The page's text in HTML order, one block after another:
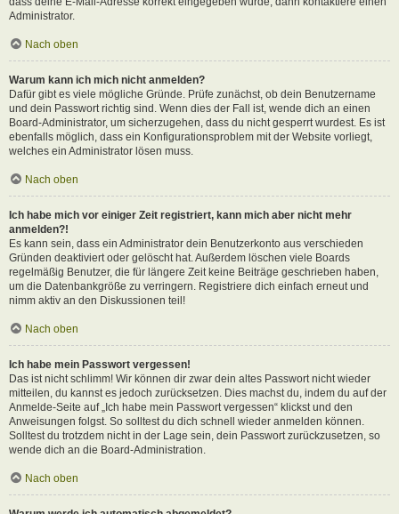
Administrator.
Nach oben
Warum kann ich mich nicht anmelden?
Dafür gibt es viele mögliche Gründe. Prüfe zunächst, ob dein Benutzername
und dein Passwort richtig sind. Wenn dies der Fall ist, wende dich an einen
Board-Administrator, um sicherzugehen, dass du nicht gesperrt wurdest. Es ist
ebenfalls möglich, dass ein Konfigurationsproblem mit der Website vorliegt,
welches ein Administrator lösen muss.
Nach oben
Ich habe mich vor einiger Zeit registriert, kann mich aber nicht mehr
anmelden?!
Es kann sein, dass ein Administrator dein Benutzerkonto aus verschieden
Gründen deaktiviert oder gelöscht hat. Außerdem löschen viele Boards
regelmäßig Benutzer, die für längere Zeit keine Beiträge geschrieben haben,
um die Datenbankgröße zu verringern. Registriere dich einfach erneut und
nimm aktiv an den Diskussionen teil!
Nach oben
Ich habe mein Passwort vergessen!
Das ist nicht schlimm! Wir können dir zwar dein altes Passwort nicht wieder
mitteilen, du kannst es jedoch zurücksetzen. Dies machst du, indem du auf der
Anmelde-Seite auf „Ich habe mein Passwort vergessen“ klickst und den
Anweisungen folgst. So solltest du dich schnell wieder anmelden können.
Solltest du trotzdem nicht in der Lage sein, dein Passwort zurückzusetzen, so
wende dich an die Board-Administration.
Nach oben